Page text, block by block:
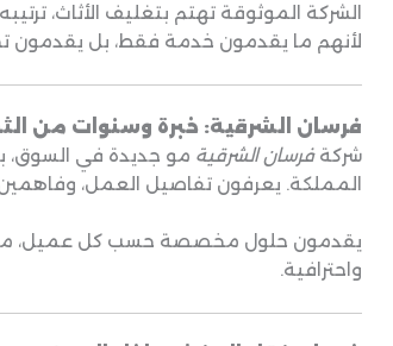
الشركة الموثوقة تهتم بتغليف الأثاث،
لأنهم ما يقدمون خدمة فقط، بل يقدمون
فرسان الشرقية: خبرة وسنوات من
شركةفرسان الشرقية مو جديدة في السوق،
المملكة. يعرفون تفاصيل العمل، وفاهمين
يقدمون حلول مخصصة حسب كل عميل، مع
واحترافية.